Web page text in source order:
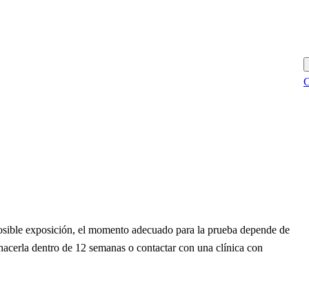
exposición, el momento adecuado para la prueba depende de
dentro de 12 semanas o contactar con una clínica con